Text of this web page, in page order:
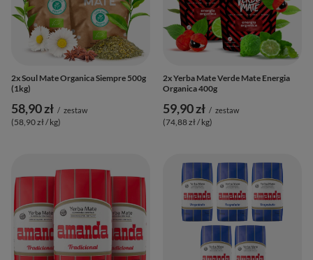
2x Soul Mate Organica Siempre 500g
(1kg)
58,90 zł / zestaw
(58,90 zł / kg)
2x Yerba Mate Verde Mate Energia
Organica 400g
59,90 zł / zestaw
(74,88 zł / kg)